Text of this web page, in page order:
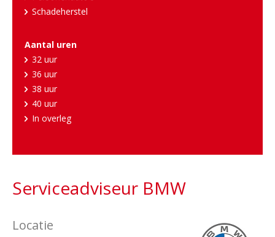
Schadeherstel
Aantal uren
32 uur
36 uur
38 uur
40 uur
In overleg
Serviceadviseur BMW
Locatie